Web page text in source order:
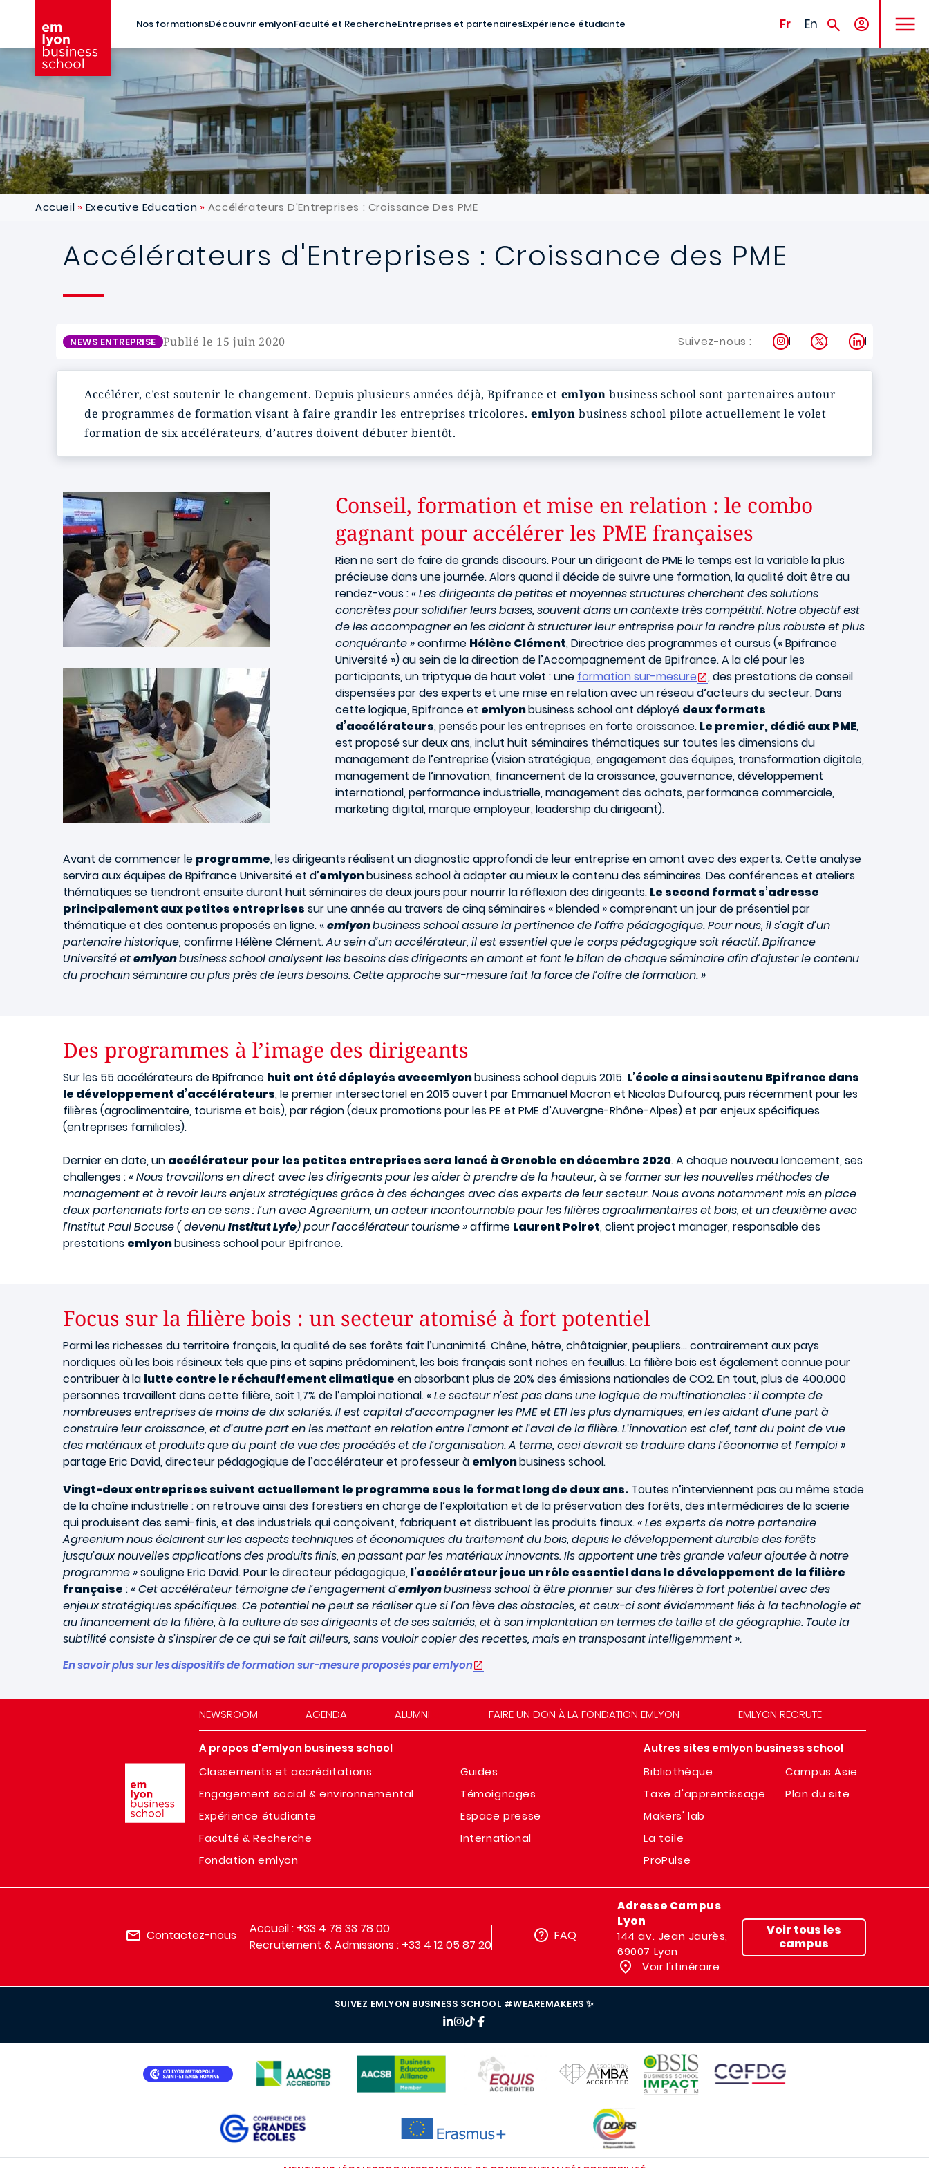
Nos formationsDécouvrir emlyonFaculté et RechercheEntreprises et partenairesExpérience étudiante Fr En
MENU
Accueil Executive Education Accélérateurs D'Entreprises : Croissance Des PME
Accélérateurs d'Entreprises : Croissance des PME
NEWS ENTREPRISE Publié le 15 juin 2020 Suivez-nous : Instagram
X LinkedIn
Accélérer, c’est soutenir le changement. Depuis plusieurs années déjà, Bpifrance et emlyonbusiness school sont partenaires autour
de programmes de formation visant à faire grandir les entreprises tricolores. emlyonbusiness school pilote actuellement le volet
formation de six accélérateurs, d’autres doivent débuter bientôt.
Conseil, formation et mise en relation : le combo
gagnant pour accélérer les PME françaises
Rien ne sert de faire de grands discours. Pour un dirigeant de PME le temps est la variable la plus
précieuse dans une journée. Alors quand il décide de suivre une formation, la qualité doit être au
rendez-vous :« Les dirigeants de petites et moyennes structures cherchent des solutions
concrètes pour solidifier leurs bases, souvent dans un contexte très compétitif. Notre objectif est
de les accompagner en les aidant à structurer leur entreprise pour la rendre plus robuste et plus
conquérante »confirme Hélène Clément, Directrice des programmes et cursus (« Bpifrance
Université ») au sein de la direction de l’Accompagnement de Bpifrance. A la clé pour les
participants, un triptyque de haut volet : une formation sur-mesure
, des prestations de conseil
dispensées par des experts et une mise en relation avec un réseau d’acteurs du secteur. Dans
cette logique, Bpifrance et emlyonbusiness school ont déployé deux formats
d’accélérateurs, pensés pour les entreprises en forte croissance. Le premier, dédié aux PME,
est proposé sur deux ans, inclut huit séminaires thématiques sur toutes les dimensions du
management de l’entreprise (vision stratégique, engagement des équipes, transformation digitale,
management de l’innovation, financement de la croissance, gouvernance, développement
international, performance industrielle, management des achats, performance commerciale,
marketing digital, marque employeur, leadership du dirigeant).
Avant de commencer le programme, les dirigeants réalisent un diagnostic approfondi de leur entreprise en amont avec des experts. Cette analyse
servira aux équipes de Bpifrance Université et d’emlyonbusiness school à adapter au mieux le contenu des séminaires. Des conférences et ateliers
thématiques se tiendront ensuite durant huit séminaires de deux jours pour nourrir la réflexion des dirigeants. Le second format s’adresse
principalement aux petites entreprises sur une année au travers de cinq séminaires « blended » comprenant un jour de présentiel par
thématique et des contenus proposés en ligne. «emlyonbusiness school assure la pertinence de l’offre pédagogique. Pour nous, il s’agit d’un
partenaire historique, confirme Hélène Clément.Au sein d’un accélérateur, il est essentiel que le corps pédagogique soit réactif. Bpifrance
Université etemlyonbusiness school analysent les besoins des dirigeants en amont et font le bilan de chaque séminaire afin d’ajuster le contenu
du prochain séminaire au plus près de leurs besoins. Cette approche sur-mesure fait la force de l’offre de formation. »
Des programmes à l’image des dirigeants
Sur les 55 accélérateurs de Bpifrance huit ont été déployés avecemlyonbusiness school depuis 2015. L’école a ainsi soutenu Bpifrance dans
le développement d’accélérateurs, le premier intersectoriel en 2015 ouvert par Emmanuel Macron et Nicolas Dufourcq, puis récemment pour les
filières (agroalimentaire, tourisme et bois), par région (deux promotions pour les PE et PME d’Auvergne-Rhône-Alpes) et par enjeux spécifiques
(entreprises familiales).
Dernier en date, un accélérateur pour les petites entreprises sera lancé à Grenoble en décembre 2020. A chaque nouveau lancement, ses
challenges :« Nous travaillons en direct avec les dirigeants pour les aider à prendre de la hauteur, à se former sur les nouvelles méthodes de
management et à revoir leurs enjeux stratégiques grâce à des échanges avec des experts de leur secteur. Nous avons notamment mis en place
deux partenariats forts en ce sens : l’un avec Agreenium, un acteur incontournable pour les filières agroalimentaires et bois, et un deuxième avec
l’Institut Paul Bocuse ( devenuInstitut Lyfe) pour l’accélérateur tourisme »affirme Laurent Poiret, client project manager, responsable des
prestations emlyonbusiness school pour Bpifrance.
Focus sur la filière bois : un secteur atomisé à fort potentiel
Parmi les richesses du territoire français, la qualité de ses forêts fait l’unanimité. Chêne, hêtre, châtaignier, peupliers… contrairement aux pays
nordiques où les bois résineux tels que pins et sapins prédominent, les bois français sont riches en feuillus. La filière bois est également connue pour
contribuer à la lutte contre le réchauffement climatique en absorbant plus de 20% des émissions nationales de CO2. En tout, plus de 400.000
personnes travaillent dans cette filière, soit 1,7% de l’emploi national.« Le secteur n’est pas dans une logique de multinationales : il compte de
nombreuses entreprises de moins de dix salariés. Il est capital d’accompagner les PME et ETI les plus dynamiques, en les aidant d’une part à
construire leur croissance, et d’autre part en les mettant en relation entre l’amont et l’aval de la filière. L’innovation est clef, tant du point de vue
des matériaux et produits que du point de vue des procédés et de l’organisation. A terme, ceci devrait se traduire dans l’économie et l’emploi »
partage Eric David, directeur pédagogique de l’accélérateur et professeur à emlyonbusiness school.
Vingt-deux entreprises suivent actuellement le programme sous le format long de deux ans. Toutes n’interviennent pas au même stade
de la chaîne industrielle : on retrouve ainsi des forestiers en charge de l’exploitation et de la préservation des forêts, des intermédiaires de la scierie
qui produisent des semi-finis, et des industriels qui conçoivent, fabriquent et distribuent les produits finaux.« Les experts de notre partenaire
Agreenium nous éclairent sur les aspects techniques et économiques du traitement du bois, depuis le développement durable des forêts
jusqu’aux nouvelles applications des produits finis, en passant par les matériaux innovants. Ils apportent une très grande valeur ajoutée à notre
programme »souligne Eric David. Pour le directeur pédagogique, l’accélérateur joue un rôle essentiel dans le développement de la filière
française :« Cet accélérateur témoigne de l’engagement d’emlyonbusiness school à être pionnier sur des filières à fort potentiel avec des
enjeux stratégiques spécifiques. Ce potentiel ne peut se réaliser que si l’on lève des obstacles, et ceux-ci sont évidemment liés à la technologie et
au financement de la filière, à la culture de ses dirigeants et de ses salariés, et à son implantation en termes de taille et de géographie. Toute la
subtilité consiste à s’inspirer de ce qui se fait ailleurs, sans vouloir copier des recettes, mais en transposant intelligemment ».
En savoir plus sur les dispositifs de formation sur-mesure proposés par emlyon
NEWSROOM AGENDA ALUMNI FAIRE UN DON À LA FONDATION EMLYON EMLYON RECRUTE
A propos d'emlyon business school
Classements et accréditations
Engagement social & environnemental
Expérience étudiante
Faculté & Recherche
Fondation emlyon
Guides
Témoignages
Espace presse
International
Autres sites emlyon business school
Bibliothèque
Taxe d'apprentissage
Makers' lab
La toile
ProPulse
Campus Asie
Plan du site
Contactez-nous
Accueil : +33 4 78 33 78 00
Recrutement & Admissions : +33 4 12 05 87 20
FAQ
Adresse Campus
Lyon
144 av. Jean Jaurès,
69007 Lyon
Voir l'itinéraire
Voir tous les
campus
SUIVEZ EMLYON BUSINESS SCHOOL #WEAREMAKERS ✨
IMAGE
IMAGE
IMAGE
IMAGE
IMAGE IMAGE IMAGE